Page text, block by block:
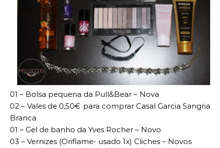
01 – Bolsa pequena da Pull&Bear – Nova
02 – Vales de 0,50€ para comprar Casal Garcia Sangria
Branca
01 – Gel de banho da Yves Rocher – Novo
03 – Vernizes (Oriflame- usado 1x) Cliches – Novos